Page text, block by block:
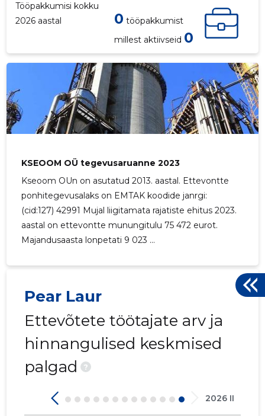
Tööpakkumisi kokku
2026 aastal
0 tööpakkumist
millest aktiivseid 0
KSEOOM OÜ tegevusaruanne 2023
Kseoom OUn on asutatud 2013. aastal. Ettevontte
ponhitegevusalaks on EMTAK koodide janrgi:
(cid:127) 42991 Mujal liigitamata rajatiste ehitus 2023.
aastal on ettevontte munungitulu 75 472 eurot.
Majandusaasta lonpetati 9 023 ...
Pear Laur
Ettevõtete töötajate arv ja
hinnangulised keskmised
palgad
?
2026 II